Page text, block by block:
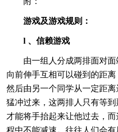
游戏及游戏规则：
l 、信赖游戏
由一组人分成两排面对面
向前伸手互相可以碰到的距
然后由另一个同学从一定距
猛冲过来，这两排人只有等
才能将手抬起来让他过去，